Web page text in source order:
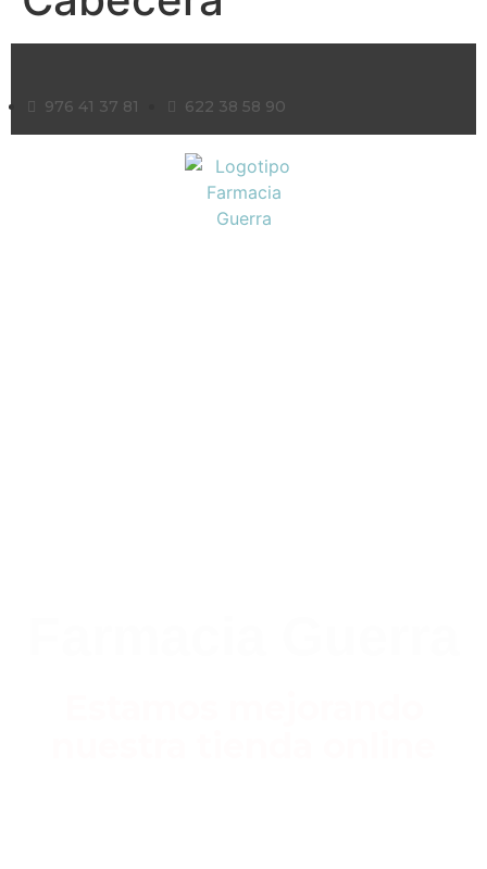
976 41 37 81 622 38 58 90